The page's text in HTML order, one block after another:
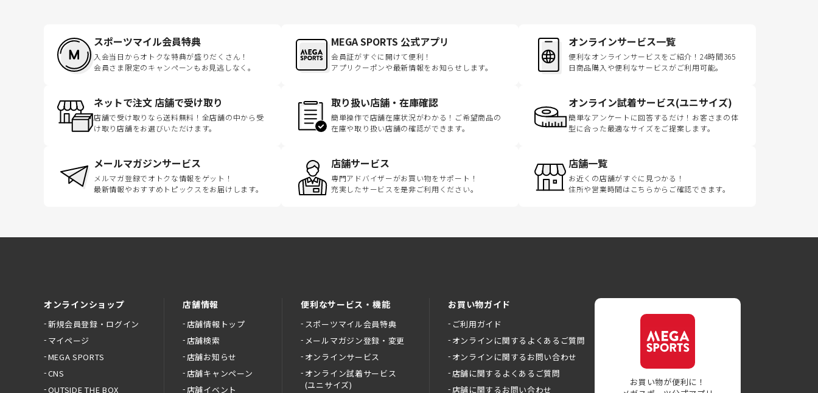
スポーツマイル会員特典
入会当日からオトクな特典が盛りだくさん！
会員さま限定のキャンペーンもお見逃しなく。
MEGA SPORTS 公式アプリ
会員証がすぐに開けて便利！
アプリクーポンや最新情報をお知らせします。
オンラインサービス一覧
便利なオンラインサービスをご紹介！24時間365
日商品購入や便利なサービスがご利用可能。
ネットで注文 店舗で受け取り
店舗で受け取りなら送料無料！全店舗の中から受
け取り店舗をお選びいただけます。
取り扱い店舗・在庫確認
簡単操作で店舗在庫状況がわかる！ご希望商品の
在庫や取り扱い店舗の確認ができます。
オンライン試着サービス(ユニサイズ)
簡単なアンケートに回答するだけ！お客さまの体
型に合った最適なサイズをご提案します。
メールマガジンサービス
メルマガ登録でオトクな情報をゲット！
最新情報やおすすめトピックスをお届けします。
店舗サービス
専門アドバイザーがお買い物をサポート！
充実したサービスを是非ご利用ください。
店舗一覧
お近くの店舗がすぐに見つかる！
住所や営業時間はこちらからご確認できます。
オンラインショップ
新規会員登録・ログイン
マイページ
MEGA SPORTS
CNS
OUTSIDE THE BOX
店舗情報
店舗情報トップ
店舗検索
店舗お知らせ
店舗キャンペーン
店舗イベント
便利なサービス・機能
スポーツマイル会員特典
メールマガジン登録・変更
オンラインサービス
オンライン試着サービス
(ユニサイズ)
お買い物ガイド
ご利用ガイド
オンラインに関するよくあるご質問
オンラインに関するお問い合わせ
店舗に関するよくあるご質問
店舗に関するお問い合わせ
お買い物が便利に！